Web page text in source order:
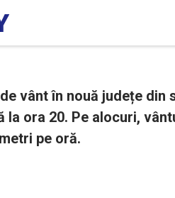
vânt în nouă județe
la ora 20. Pe alocuri,
pe oră.